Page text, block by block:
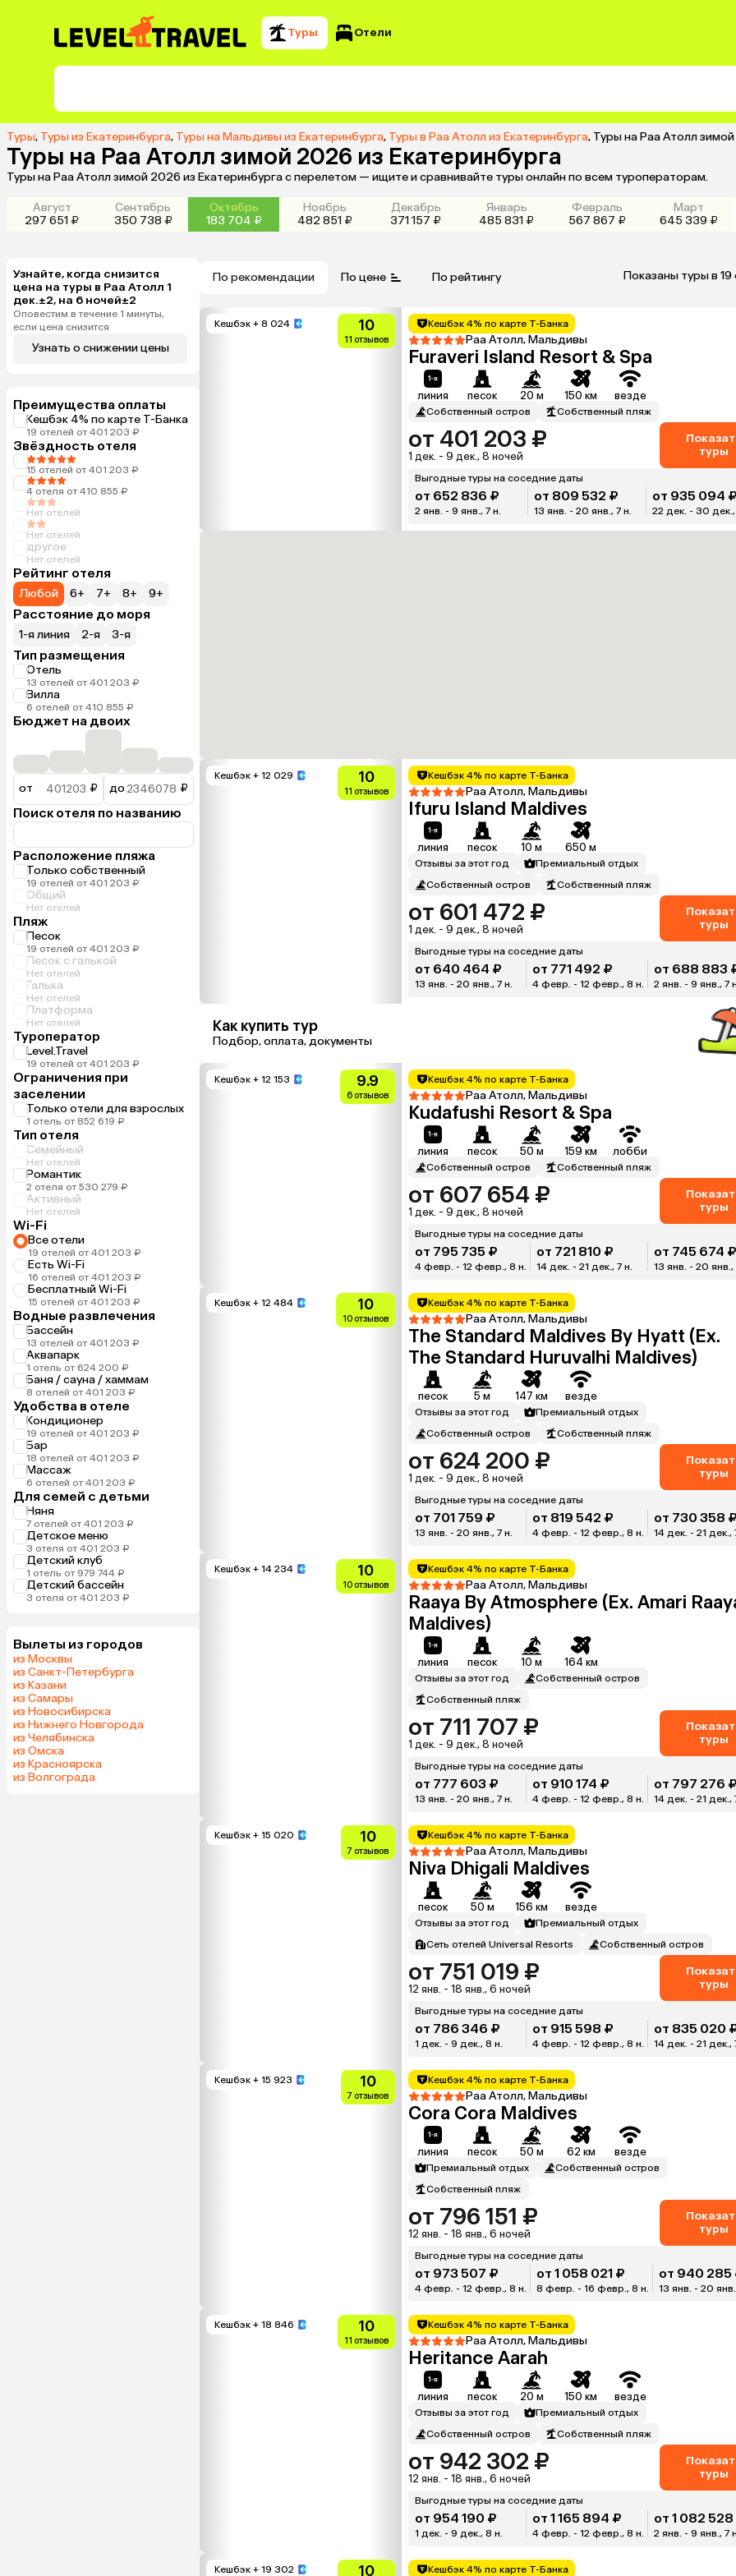
Туры Отели
Туры, Туры из Екатеринбурга, Туры на Мальдивы из Екатеринбурга, Туры в Раа Атолл из Екатеринбурга, Туры на Раа Атолл
Туры на Раа Атолл зимой 2026 из Екатеринбурга
Туры на Раа Атолл зимой 2026 из Екатеринбурга с перелетом — ищите и сравнивайте туры онлайн по всем туроператорам.
Август
297 651 ₽
Сентябрь
350 738 ₽
Октябрь
183 704 ₽
Ноябрь
482 851 ₽
Декабрь
371 157 ₽
Январь
485 831 ₽
Февраль
567 867 ₽
Март
645 339 ₽
Узнайте, когда снизится
цена на туры в Раа Атолл 1
дек.±2, на 6 ночей±2
Оповестим в течение 1 минуты,
если цена снизится
Узнать о снижении цены
Преимущества оплаты
Кешбэк 4% по карте Т-Банка
19 отелей от 401 203 ₽
Звёздность отеля
15 отелей от 401 203 ₽
4 отеля от 410 855 ₽
Нет отелей
Нет отелей
другое
Нет отелей
Рейтинг отеля
Любой 6+ 7+ 8+ 9+
Расстояние до моря
1-я линия 2-я 3-я
Тип размещения
Отель
13 отелей от 401 203 ₽
Вилла
6 отелей от 410 855 ₽
Бюджет на двоих
от ₽ до ₽
Поиск отеля по названию
Расположение пляжа
Только собственный
19 отелей от 401 203 ₽
Общий
Нет отелей
Пляж
Песок
19 отелей от 401 203 ₽
Песок с галькой
Нет отелей
Галька
Нет отелей
Платформа
Нет отелей
Туроператор
Level.Travel
19 отелей от 401 203 ₽
Ограничения при
заселении
Только отели для взрослых
1 отель от 852 619 ₽
Тип отеля
Семейный
Нет отелей
Романтик
2 отеля от 530 279 ₽
Активный
Нет отелей
Wi-Fi
Все отели
19 отелей от 401 203 ₽
Есть Wi-Fi
16 отелей от 401 203 ₽
Бесплатный Wi-Fi
15 отелей от 401 203 ₽
Водные развлечения
Бассейн
13 отелей от 401 203 ₽
Аквапарк
1 отель от 624 200 ₽
Баня / сауна / хаммам
8 отелей от 401 203 ₽
Удобства в отеле
Кондиционер
19 отелей от 401 203 ₽
Бар
18 отелей от 401 203 ₽
Массаж
6 отелей от 401 203 ₽
Для семей с детьми
Няня
7 отелей от 401 203 ₽
Детское меню
3 отеля от 401 203 ₽
Детский клуб
1 отель от 979 744 ₽
Детский бассейн
3 отеля от 401 203 ₽
Вылеты из городов
из Москвы
из Санкт-Петербурга
из Казани
из Самары
из Новосибирска
из Нижнего Новгорода
из Челябинска
из Омска
из Красноярска
из Волгограда
По рекомендации По цене По рейтингу Показаны туры в 19
Кешбэк + 8 024 10
11 отзывов
Кешбэк 4% по карте Т-Банка
Раа Атолл, Мальдивы
Furaveri Island Resort & Spa
линия песок 20 м 150 км везде
Собственный остров Собственный пляж
от 401 203 ₽
1 дек. - 9 дек., 8 ночей
туры
Выгодные туры на соседние даты
от 652 836 ₽
2 янв. - 9 янв., 7 н.
от 809 532 ₽
13 янв. - 20 янв., 7 н.
от 935 094 ₽
22 дек. - 30 дек.,
Кешбэк + 12 029 10
11 отзывов
Кешбэк 4% по карте Т-Банка
Раа Атолл, Мальдивы
Ifuru Island Maldives
линия песок 10 м 650 м
Отзывы за этот год
Премиальный отдых
Собственный остров
Собственный пляж
от 601 472 ₽
1 дек. - 9 дек., 8 ночей
туры
Выгодные туры на соседние даты
от 640 464 ₽
13 янв. - 20 янв., 7 н.
от 771 492 ₽
4 февр. - 12 февр., 8 н.
от 688 883
2 янв. - 9 янв., 7 н.
Как купить тур
Подбор, оплата, документы
Кешбэк + 12 153 9.9
6 отзывов
Кешбэк 4% по карте Т-Банка
Раа Атолл, Мальдивы
Kudafushi Resort & Spa
линия песок 50 м 159 км лобби
Собственный остров Собственный пляж
от 607 654 ₽
1 дек. - 9 дек., 8 ночей
туры
Выгодные туры на соседние даты
от 795 735 ₽
4 февр. - 12 февр., 8 н.
от 721 810 ₽
14 дек. - 21 дек., 7 н.
от 745 674 ₽
13 янв. - 20 янв.,
Кешбэк + 12 484 10
10 отзывов
Кешбэк 4% по карте Т-Банка
Раа Атолл, Мальдивы
The Standard Maldives By Hyatt (Ex.
The Standard Huruvalhi Maldives)
песок 5 м 147 км везде
Отзывы за этот год
Премиальный отдых
Собственный остров
Собственный пляж
от 624 200 ₽
1 дек. - 9 дек., 8 ночей
туры
Выгодные туры на соседние даты
от 701 759 ₽
13 янв. - 20 янв., 7 н.
от 819 542 ₽
4 февр. - 12 февр., 8 н.
от 730 358 ₽
14 дек. - 21 дек.,
Кешбэк + 14 234 10
10 отзывов
Кешбэк 4% по карте Т-Банка
Раа Атолл, Мальдивы
Raaya By Atmosphere (Ex. Amari
Maldives)
линия песок 10 м 164 км
Отзывы за этот год
Собственный остров
Собственный пляж
от 711 707 ₽
1 дек. - 9 дек., 8 ночей
туры
Выгодные туры на соседние даты
от 777 603 ₽
13 янв. - 20 янв., 7 н.
от 910 174 ₽
4 февр. - 12 февр., 8 н.
от 797 276 ₽
14 дек. - 21 дек.,
Кешбэк + 15 020 10
7 отзывов
Кешбэк 4% по карте Т-Банка
Раа Атолл, Мальдивы
Niva Dhigali Maldives
песок 50 м 156 км везде
Отзывы за этот год
Премиальный отдых
Сеть отелей Universal Resorts
Собственный остров
от 751 019 ₽
12 янв. - 18 янв., 6 ночей
туры
Выгодные туры на соседние даты
от 786 346 ₽
1 дек. - 9 дек., 8 н.
от 915 598 ₽
4 февр. - 12 февр., 8 н.
от 835 020
14 дек. - 21 дек.,
Кешбэк + 15 923 10
7 отзывов
Кешбэк 4% по карте Т-Банка
Раа Атолл, Мальдивы
Cora Cora Maldives
линия песок 50 м 62 км везде
Премиальный отдых
Собственный остров
Собственный пляж
от 796 151 ₽
12 янв. - 18 янв., 6 ночей
туры
Выгодные туры на соседние даты
от 973 507 ₽
4 февр. - 12 февр., 8 н.
от 1 058 021 ₽
8 февр. - 16 февр., 8 н.
от 940 285
13 янв. - 20
Кешбэк + 18 846 10
11 отзывов
Кешбэк 4% по карте Т-Банка
Раа Атолл, Мальдивы
Heritance Aarah
линия песок 20 м 150 км везде
Отзывы за этот год
Премиальный отдых
Собственный остров
Собственный пляж
от 942 302 ₽
12 янв. - 18 янв., 6 ночей
туры
Выгодные туры на соседние даты
от 954 190 ₽
1 дек. - 9 дек., 8 н.
от 1 165 894 ₽
4 февр. - 12 февр., 8 н.
от 1 082
2 янв. - 9 янв., 7 н.
Кешбэк + 19 302 10 Кешбэк 4% по карте Т-Банка